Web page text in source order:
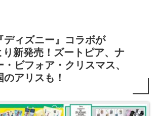
ディズニー』コラボが
新発売！ズートピア、ナ
ビフォア・クリスマス、
アリスも！